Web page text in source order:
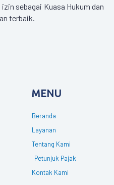
sebagai Kuasa Hukum dan
terbaik.
MENU
Beranda
Layanan
Tentang Kami
Petunjuk Pajak
Kontak Kami